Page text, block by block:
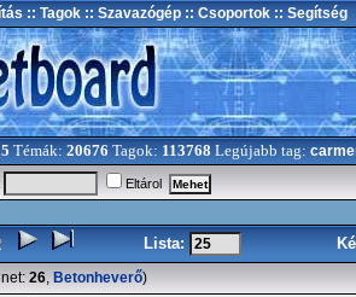
:: Tagok :: Szavazógép :: Csoportok :: Segítség
Témák: 20676 Tagok: 113768 Legújabb tag:
Eltárol
Lista:
26, Betonheverő)